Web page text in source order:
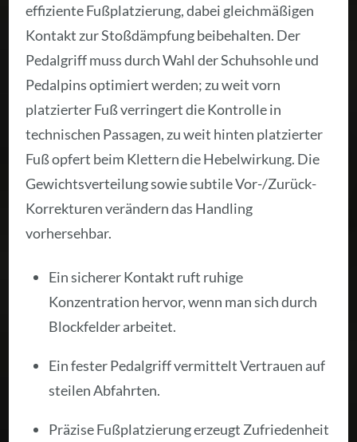
effiziente Fußplatzierung, dabei gleichmäßigen
Kontakt zur Stoßdämpfung beibehalten. Der
Pedalgriff muss durch Wahl der Schuhsohle und
Pedalpins optimiert werden; zu weit vorn
platzierter Fuß verringert die Kontrolle in
technischen Passagen, zu weit hinten platzierter
Fuß opfert beim Klettern die Hebelwirkung. Die
Gewichtsverteilung sowie subtile Vor-/Zurück-
Korrekturen verändern das Handling
vorhersehbar.
Ein sicherer Kontakt ruft ruhige
Konzentration hervor, wenn man sich durch
Blockfelder arbeitet.
Ein fester Pedalgriff vermittelt Vertrauen auf
steilen Abfahrten.
Präzise Fußplatzierung erzeugt Zufriedenheit